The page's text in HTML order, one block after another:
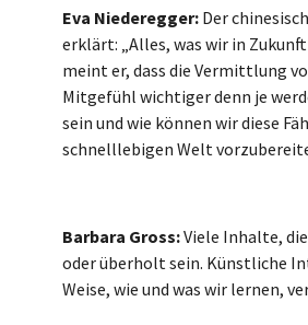
Eva Niederegger: Der
erklärt: „Alles, was wir in
meint er, dass die Vermittlung
Mitgefühl wichtiger denn je
sein und wie können wir diese
schnelllebigen Welt
Barbara Gross:Viele Inhalte,
oder überholt sein. Künstliche
Weise, wie und was wir lernen,